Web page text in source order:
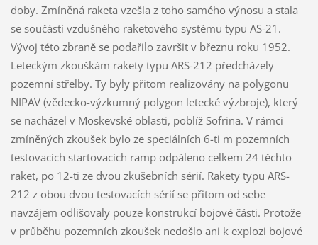
doby. Zmíněná raketa vzešla z toho samého výnosu a stala
se součástí vzdušného raketového systému typu AS-21.
Vývoj této zbraně se podařilo završit v březnu roku 1952.
Leteckým zkouškám rakety typu ARS-212 předcházely
pozemní střelby. Ty byly přitom realizovány na polygonu
NIPAV (vědecko-výzkumný polygon letecké výzbroje), který
se nacházel v Moskevské oblasti, poblíž Sofrina. V rámci
zmíněných zkoušek bylo ze speciálních 6-ti m pozemních
testovacích startovacích ramp odpáleno celkem 24 těchto
raket, po 12-ti ze dvou zkušebních sérií. Rakety typu ARS-
212 z obou dvou testovacích sérií se přitom od sebe
navzájem odlišovaly pouze konstrukcí bojové části. Protože
v průběhu pozemních zkoušek nedošlo ani k explozi bojové